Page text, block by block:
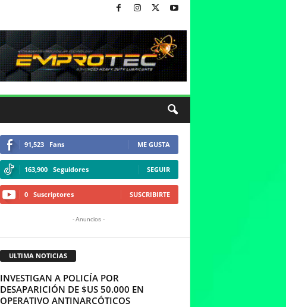
91,523 Fans ME GUSTA
163,900 Seguidores SEGUIR
0 Suscriptores SUSCRIBIRTE
- Anuncios -
ULTIMA NOTICIAS
INVESTIGAN A POLICÍA POR
DESAPARICIÓN DE $US 50.000 EN
OPERATIVO ANTINARCÓTICOS